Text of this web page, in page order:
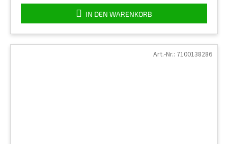
IN DEN WARENKORB
Art.-Nr.: 7100138286